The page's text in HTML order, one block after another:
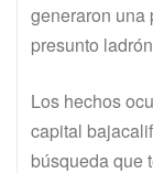
generaron una
presunto
Los hechos
capital
búsqueda que